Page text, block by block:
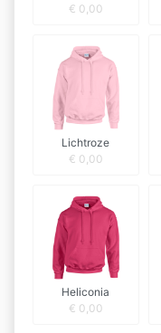
€ 0,00
Lichtroze
€ 0,00
Heliconia
€ 0,00